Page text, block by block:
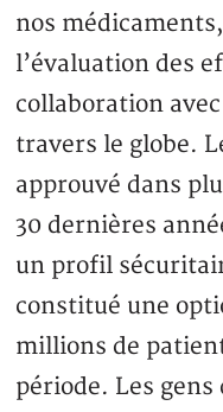
nos
l’évaluation des
collaboration
travers le globe.
approuvé dans
30 dernières
un profil
constitué une
millions de
période. Les